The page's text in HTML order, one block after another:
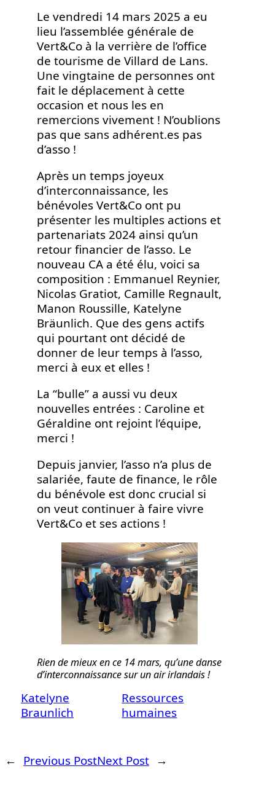
Le vendredi 14 mars 2025 a eu
lieu l’assemblée générale de
Vert&Co à la verrière de l’office
de tourisme de Villard de Lans.
Une vingtaine de personnes ont
fait le déplacement à cette
occasion et nous les en
remercions vivement ! N’oublions
pas que sans adhérent.es pas
d’asso !
Après un temps joyeux
d’interconnaissance, les
bénévoles Vert&Co ont pu
présenter les multiples actions et
partenariats 2024 ainsi qu’un
retour financier de l’asso. Le
nouveau CA a été élu, voici sa
composition : Emmanuel Reynier,
Nicolas Gratiot, Camille Regnault,
Manon Roussille, Katelyne
Bräunlich. Que des gens actifs
qui pourtant ont décidé de
donner de leur temps à l’asso,
merci à eux et elles !
La “bulle” a aussi vu deux
nouvelles entrées : Caroline et
Géraldine ont rejoint l’équipe,
merci !
Depuis janvier, l’asso n’a plus de
salariée, faute de finance, le rôle
du bénévole est donc crucial si
on veut continuer à faire vivre
Vert&Co et ses actions !
Rien de mieux en ce 14 mars, qu’une danse
d’interconnaissance sur un air irlandais !
Katelyne
Braunlich
Ressources
humaines
← Previous PostNext Post →